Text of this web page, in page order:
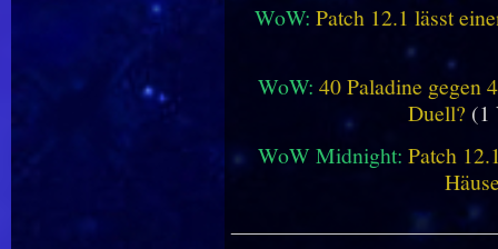
WoW: Patch 12.1 lässt
WoW: 40 Paladine gegen
Duell? (1
WoW Midnight: Patch